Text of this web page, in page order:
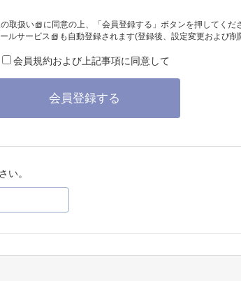
取扱い
に同意の上、「会員登録する」ボタンを押してくだ
ルサービス も自動登録されます(登録後、設定変更および
会員規約および上記事項に同意して
会員登録する
い。